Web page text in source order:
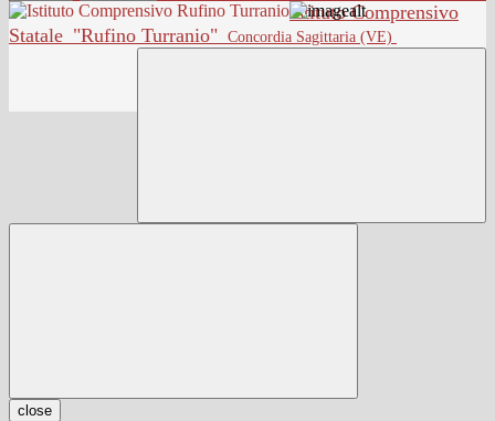
Istituto Comprensivo
Statale "Rufino Turranio" Concordia Sagittaria (VE)
close